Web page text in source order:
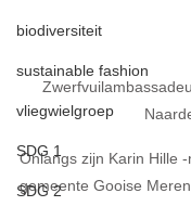
biodiversiteit
sustainable fashion
vliegwielgroep
SDG 1
SDG 2
Onlangs zijn Karin Hille
gemeente Gooise